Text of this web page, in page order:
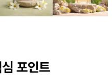
포인트